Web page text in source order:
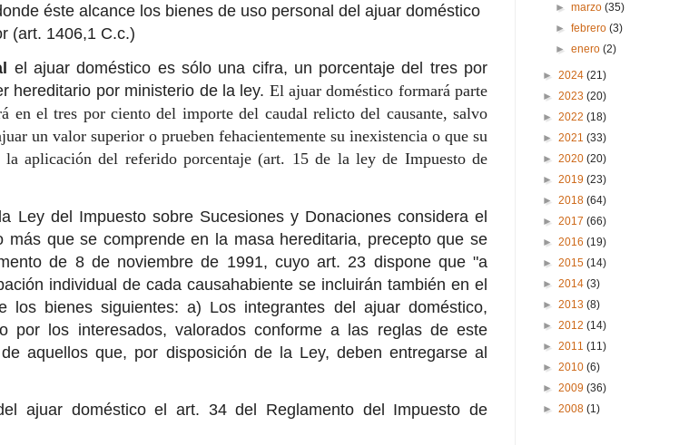
éste alcance los bienes de uso personal del ajuar doméstico
(art. 1406,1 C.c.)
el ajuar doméstico es sólo una cifra, un porcentaje del tres por
hereditario por ministerio de la ley. El ajuar doméstico formará parte
en el tres por ciento del importe del caudal relicto del causante, salvo
un valor superior o prueben fehacientemente su inexistencia o que su
aplicación del referido porcentaje (art. 15 de la ley de Impuesto de
Ley del Impuesto sobre Sucesiones y Donaciones considera el
más que se comprende en la masa hereditaria, precepto que se
de 8 de noviembre de 1991, cuyo art. 23 dispone que "a
individual de cada causahabiente se incluirán también en el
los bienes siguientes: a) Los integrantes del ajuar doméstico,
por los interesados, valorados conforme a las reglas de este
aquellos que, por disposición de la Ley, deben entregarse al
ajuar doméstico el art. 34 del Reglamento del Impuesto de
►marzo(35)
►febrero(3)
►enero(2)
► 2024 (21)
► 2023 (20)
► 2022 (18)
► 2021 (33)
► 2020 (20)
► 2019 (23)
► 2018 (64)
► 2017 (66)
► 2016 (19)
► 2015 (14)
► 2014 (3)
► 2013 (8)
► 2012 (14)
► 2011 (11)
► 2010 (6)
► 2009 (36)
► 2008 (1)